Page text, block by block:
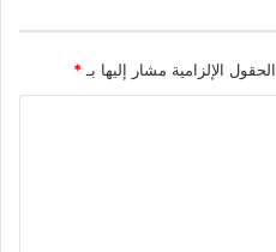
الحقول الإلزامية مشار إليها بـ *